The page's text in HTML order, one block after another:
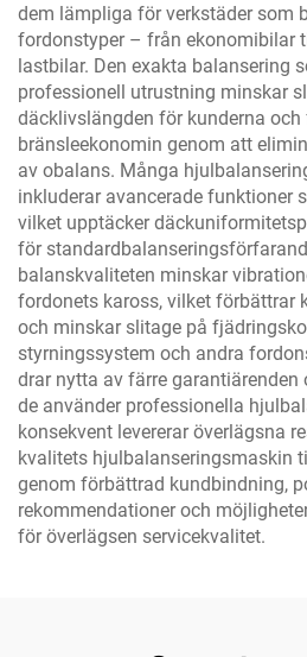
dem lämpliga för verkstäder som
fordonstyper – från ekonomibilar
lastbilar. Den exakta balansering
professionell utrustning minskar
däcklivslängden för kunderna
bränsleekonomin genom att
av obalans. Många
inkluderar avancerade funktioner
vilket upptäcker
för
balanskvaliteten minskar
fordonets kaross, vilket förbättrar
och minskar slitage på
styrningssystem och andra
drar nytta av färre
de använder professionella
konsekvent levererar överlägsna
kvalitets hjulbalanseringsmaskin
genom förbättrad kundbindning,
rekommendationer och
för överlägsen servicekvalitet.